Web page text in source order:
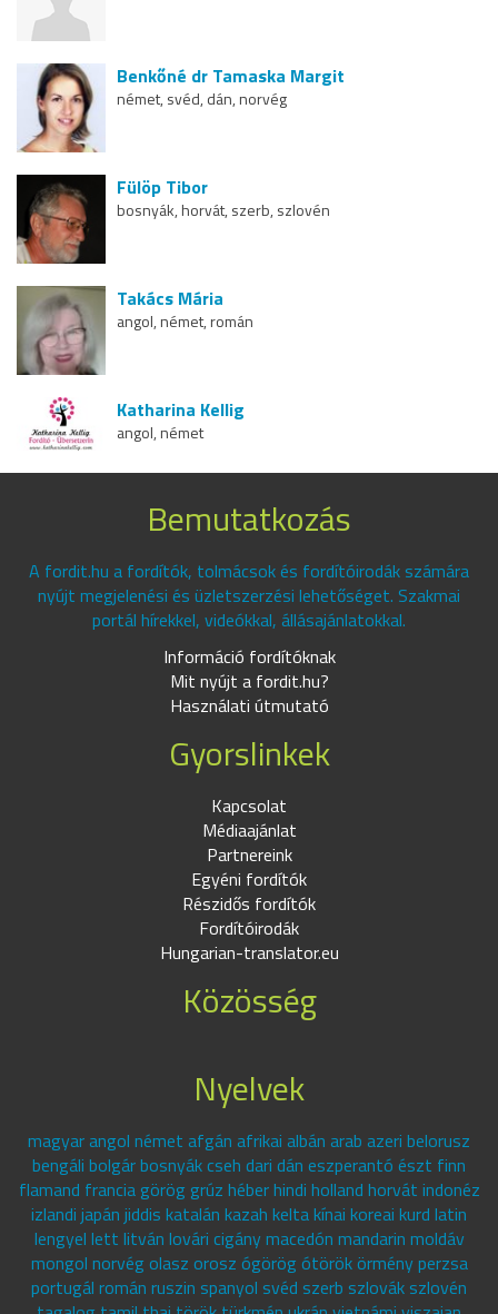
Benkőné dr Tamaska Margit
német, svéd, dán, norvég
Fülöp Tibor
bosnyák, horvát, szerb, szlovén
Takács Mária
angol, német, román
Katharina Kellig
angol, német
Bemutatkozás
A fordit.hu a fordítók, tolmácsok és fordítóirodák számára
nyújt megjelenési és üzletszerzési lehetőséget. Szakmai
portál hírekkel, videókkal, állásajánlatokkal.
Információ fordítóknak
Mit nyújt a fordit.hu?
Használati útmutató
Gyorslinkek
Kapcsolat
Médiaajánlat
Partnereink
Egyéni fordítók
Részidős fordítók
Fordítóirodák
Hungarian-translator.eu
Közösség
Nyelvek
magyar angol német afgán afrikai albán arab azeri belorusz
bengáli bolgár bosnyák cseh dari dán eszperantó észt finn
flamand francia görög grúz héber hindi holland horvát indonéz
izlandi japán jiddis katalán kazah kelta kínai koreai kurd latin
lengyel lett litván lovári cigány macedón mandarin moldáv
mongol norvég olasz orosz ógörög ótörök örmény perzsa
portugál román ruszin spanyol svéd szerb szlovák szlovén